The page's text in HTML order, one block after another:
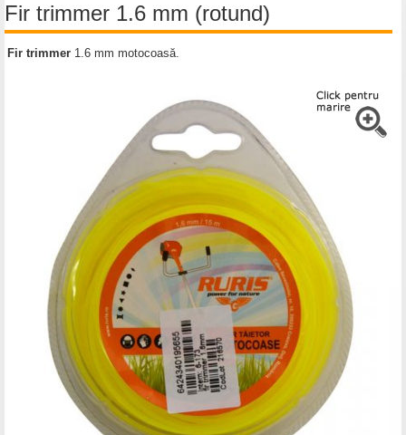
Fir trimmer 1.6 mm (rotund)
Fir trimmer 1.6 mm motocoasă.